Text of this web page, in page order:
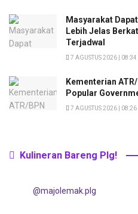
Masyarakat
Lebih Jelas
Terjadwal
7 AGUSTUS 2026 | 08:34
Kementerian
Popular
7 AGUSTUS 2026 | 08:26
Kulineran Bareng Plg!
@majolemak.plg